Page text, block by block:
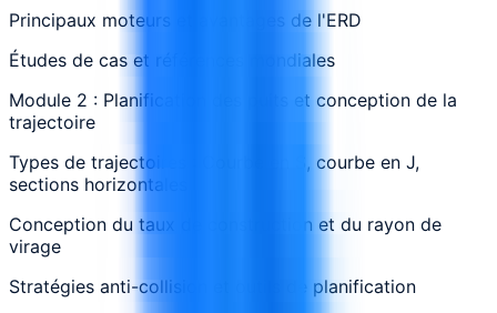
Principaux moteurs et avantages de l'ERD
Études de cas et références mondiales
Module 2 : Planification des puits et conception de la
trajectoire
Types de trajectoires : Courbe en S, courbe en J,
sections horizontales
Conception du taux de construction et du rayon de
virage
Stratégies anti-collision et outils de planification